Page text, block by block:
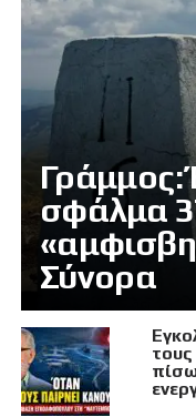
Γράμμος:
σφάλμα
Σύνορα